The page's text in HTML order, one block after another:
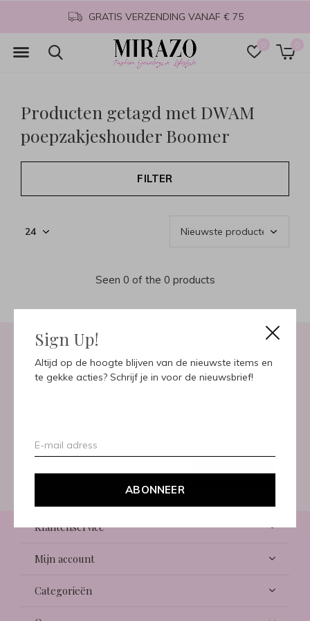
Sign Up!
Altijd op de hoogte blijven van de nieuwste items en
te gekke acties? Schrijf je in voor de nieuwsbrief!
ABONNEER
0 0
GRATIS VERZENDING VANAF € 75
Producten getagd met DWAM
poepzakjeshouder Boomer
FILTER
Seen 0 of the 0 products
Meld je aan voor onze
ABONNEER
Klantenservice
Mijn account
Categorieën